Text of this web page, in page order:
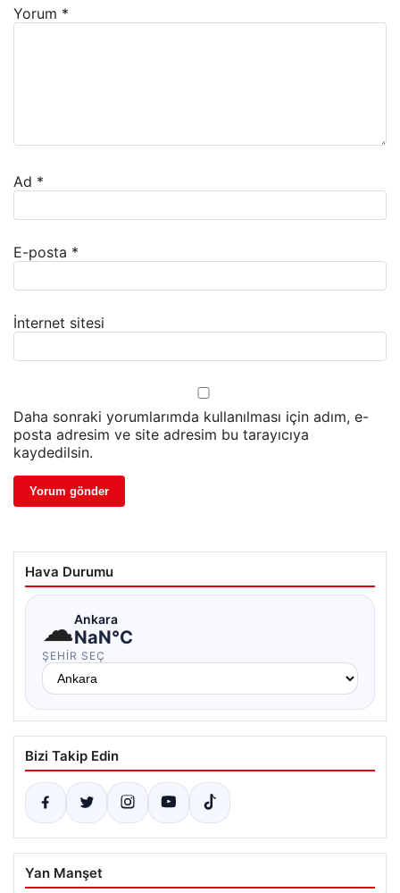
Yorum *
Ad *
E-posta *
İnternet sitesi
Daha sonraki yorumlarımda kullanılması için adım, e-
posta adresim ve site adresim bu tarayıcıya
kaydedilsin.
Hava Durumu
☁Ankara
NaN°C
ŞEHIR SEÇ
Bizi Takip Edin
Yan Manşet